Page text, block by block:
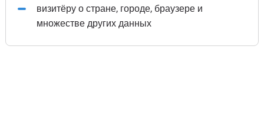
визитёру о стране, городе, браузере и
множестве других данных